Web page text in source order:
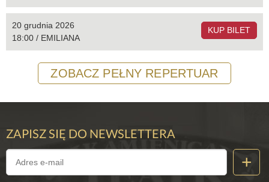
20 grudnia 2026
18:00 / EMILIANA
KUP BILET
ZOBACZ PEŁNY REPERTUAR
ZAPISZ SIĘ DO NEWSLETTERA